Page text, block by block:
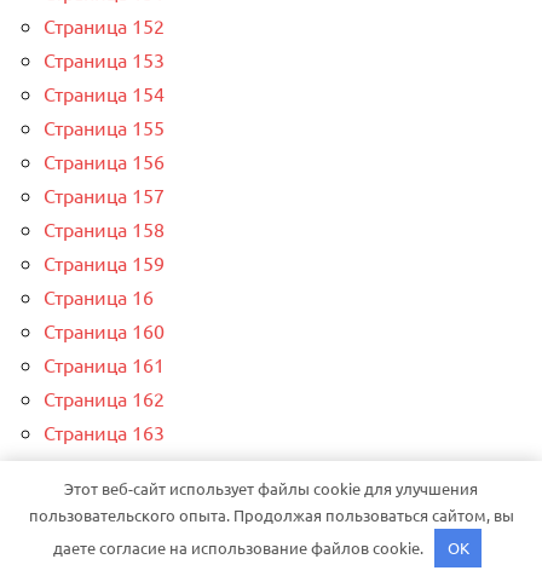
Страница 152
Страница 153
Страница 154
Страница 155
Страница 156
Страница 157
Страница 158
Страница 159
Страница 16
Страница 160
Страница 161
Страница 162
Страница 163
Страница 164
Страница 165
Этот веб-сайт использует файлы cookie для улучшения
пользовательского опыта. Продолжая пользоваться сайтом, вы
даете согласие на использование файлов cookie.
OK